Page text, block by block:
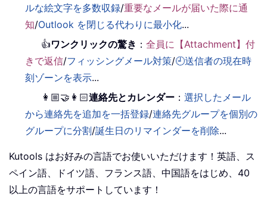
ルな絵文字を多数収録/重要なメールが届いた際に通
知/Outlook を閉じる代わりに最小化...
👍ワンクリックの驚き ：全員に【Attachment】付
きで返信/フィッシングメール対策/🕘送信者の現在時
刻ゾーンを表示...
👩🏼‍🤝‍👩🏻連絡先とカレンダー ：選択したメール
から連絡先を追加を一括登録/連絡先グループを個別の
グループに分割/誕生日のリマインダーを削除...
Kutools はお好みの言語でお使いいただけます！英語、ス
ペイン語、ドイツ語、フランス語、中国語をはじめ、40
以上の言語をサポートしています！